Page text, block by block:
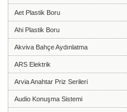
Aet Plastik Boru
Ahi Plastik Boru
Akviva Bahçe Aydınlatma
ARS Elektrik
Arvia Anahtar Priz Serileri
Audio Konuşma Sistemi